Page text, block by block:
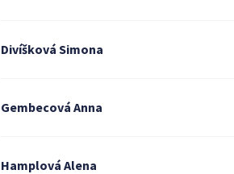
Simona
Divíšková
Anna
Gembecová
Alena
Hamplová